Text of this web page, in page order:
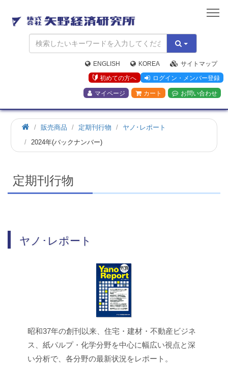
矢
野
経
済
研
究
所
ENGLISH KOREA
サイトマップ
初めての方へ
ログイン・メンバー登録
マイページ カート お問い合わせ
ホ
ー
販売商品 定期刊行物
ヤノ･レポート
2024年(バックナンバー)
定期刊行物
ヤノ･レポート
昭和37年の創刊以来、住宅・建材・不動産ビジネ
ス、紙パルプ・化学分野を中心に幅広い視点と深
い分析で、各分野の最新状況をレポート。